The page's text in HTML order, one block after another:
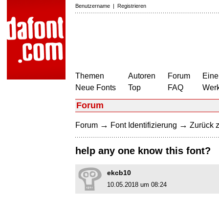
Benutzername | Registrieren
Themen
Neue Fonts
Autoren
Top
Forum
FAQ
Forum
Forum → Font Identifizierung → Zurück
help any one know this font?
ekcb10
10.05.2018 um 08:24